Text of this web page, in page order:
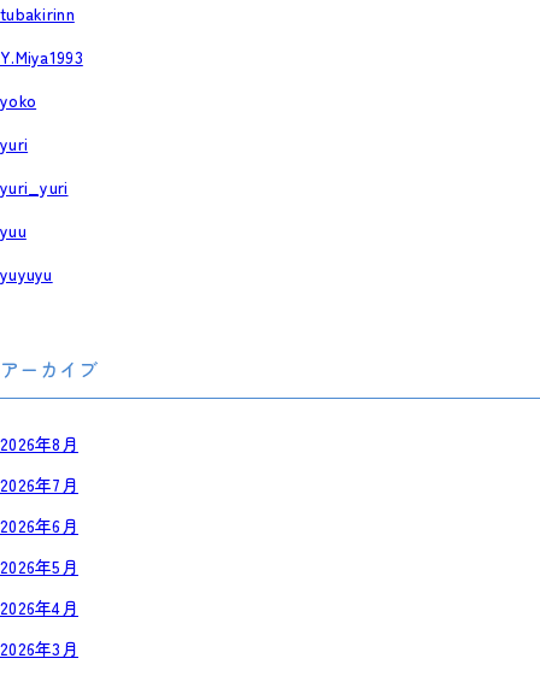
tubakirinn
Y.Miya1993
yoko
yuri
yuri_yuri
yuu
yuyuyu
アーカイブ
2026年8月
2026年7月
2026年6月
2026年5月
2026年4月
2026年3月